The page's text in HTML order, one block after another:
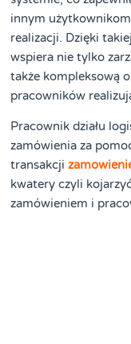
innym
realizacji. Dzięki
wspiera nie tylko
także kompleksową
pracowników
Pracownik działu
zamówienia za
transakcji
kwatery czyli
zamówieniem i